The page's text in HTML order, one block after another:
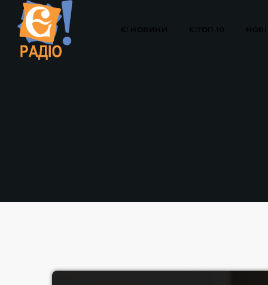
Є! НОВИНИ Є!ТОП 10 НОВІ